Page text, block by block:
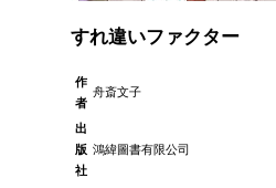
すれ違いファクター
作
者
舟斎文子
出
版
社
鴻緯圖書有限公司